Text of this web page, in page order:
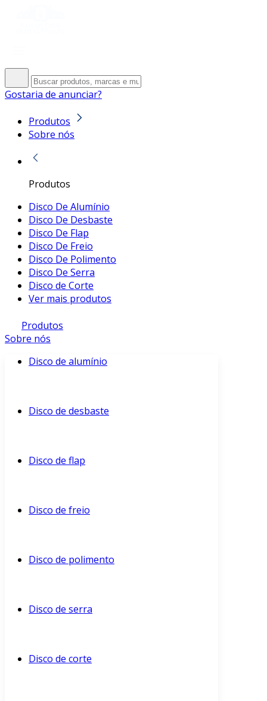
Gostaria de anunciar?
Produtos
Sobre nós
Produtos
Disco De Alumínio
Disco De Desbaste
Disco De Flap
Disco De Freio
Disco De Polimento
Disco De Serra
Disco de Corte
Ver mais produtos
Produtos
Sobre nós
Disco de alumínio
Disco de desbaste
Disco de flap
Disco de freio
Disco de polimento
Disco de serra
Disco de corte